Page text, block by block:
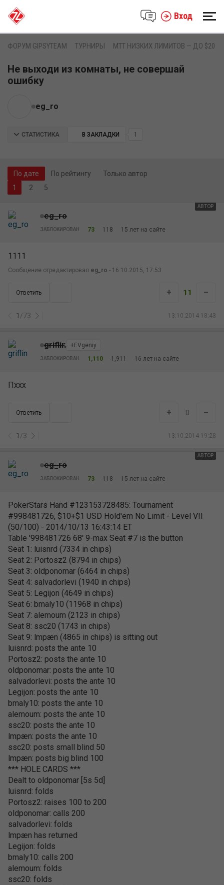
Вход
ФОРУМ GIPSYTEAM ТУРНИРЫ MTT НИЗКИХ ЛИМИТОВ — ДО $20
Не выходи из комнаты, не совершай
ошибку
eg_ro
СТАТИСТИКА В ЗАКЛАДКИ 1
По дате По рейтингу
Только автор
2
5
АВТОР
eg_ro
ЗАБЛОКИРОВАН 73 118 15 лет на сайте
1111
Сообщение отредактировал eg_ro - 16.10.2015, 17:53
Ответить
1 /73 13.10.2014 18:43
+ 11 –
griflin +EVgeniy
ЗАБЛОКИРОВАН 1,110 1,911 16 лет на сайте
Пххх
Ответить
1 /3 13.10.2014 19:28
+ 0 –
АВТОР
eg_ro
ЗАБЛОКИРОВАН 73 118 15 лет на сайте
PokerStars Hand #123153728485: Tournament
#998481726, $10+$1 USD Hold'em No Limit - Level VII
(50/100) - 2014/10/13 16:43:14 ET
Table '998481726 68' 9-max Seat #7 is the button
Seat 1: luisnrd (7334 in chips)
Seat 2: Portosz2 (8794 in chips)
Seat 3: oldponomar (6464 in chips)
Seat 4: salvadorlevi (1940 in chips)
Seat 5: Legijon (4649 in chips)
Seat 6: bmaly10 (11968 in chips)
Seat 7: alemoum (2123 in chips)
Seat 8: ssc20 (1743 in chips)
Seat 9: lmpæn (4865 in chips) is sitting out
luisnrd: posts the ante 10
Portosz2: posts the ante 10
oldponomar: posts the ante 10
salvadorlevi: posts the ante 10
Legijon: posts the ante 10
bmaly10: posts the ante 10
alemoum: posts the ante 10
ssc20: posts the ante 10
lmpæn: posts the ante 10
ssc20: posts small blind 50
lmpæn: posts big blind 100
*** HOLE CARDS ***
Dealt to oldponomar [5s 5d]
luisnrd: folds
Portosz2: raises 100 to 200
oldponomar: calls 200
salvadorlevi: folds
lmpæn has returned
Legijon: folds
bmaly10: calls 200
alemoum: folds
ssc20: folds